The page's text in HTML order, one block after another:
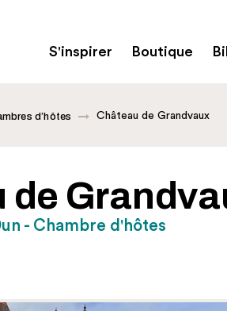
S'inspirer Boutique
d’hôtes Château de Grandvaux
de
- Chambre d'hôtes